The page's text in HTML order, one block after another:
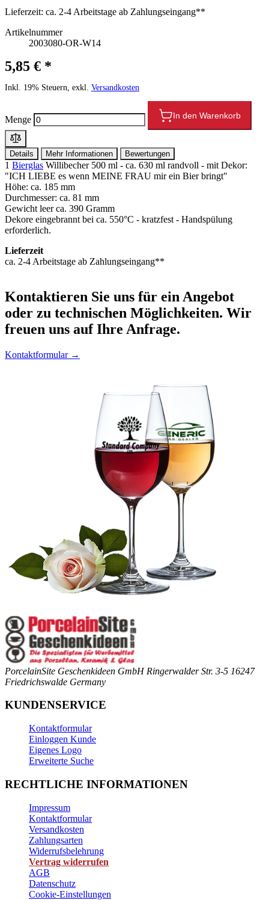
Lieferzeit: ca. 2-4 Arbeitstage ab Zahlungseingang**
Artikelnummer
2003080-OR-W14
5,85 € *
Inkl. 19% Steuern, exkl. Versandkosten
Menge In den Warenkorb
Details Mehr Informationen Bewertungen
1 Bierglas Willibecher 500 ml - ca. 630 ml randvoll - mit Dekor:
"ICH LIEBE es wenn MEINE FRAU mir ein Bier bringt"
Höhe: ca. 185 mm
Durchmesser: ca. 81 mm
Gewicht leer ca. 390 Gramm
Dekore eingebrannt bei ca. 550°C - kratzfest - Handspülung
erforderlich.
Lieferzeit
ca. 2-4 Arbeitstage ab Zahlungseingang**
Kontaktieren Sie uns für ein Angebot
oder zu technischen Möglichkeiten. Wir
freuen uns auf Ihre Anfrage.
Kontaktformular →
PorcelainSite Geschenkideen GmbH Ringerwalder Str. 3-5 16247
Friedrichswalde Germany
KUNDENSERVICE
Kontaktformular
Einloggen Kunde
Eigenes Logo
Erweiterte Suche
RECHTLICHE INFORMATIONEN
Impressum
Kontaktformular
Versandkosten
Zahlungsarten
Widerrufsbelehrung
Vertrag widerrufen
AGB
Datenschutz
Cookie-Einstellungen